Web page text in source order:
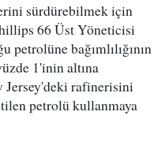
sürdürebilmek için
66 Üst Yöneticisi
bağımlılığının
1'inin altına
Jersey'deki rafinerisini
petrolü kullanmaya